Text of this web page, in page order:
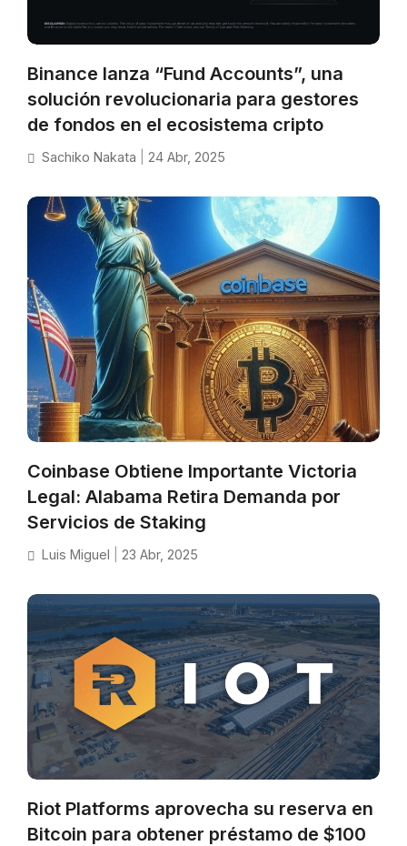
Binance lanza “Fund Accounts”, una
solución revolucionaria para gestores
de fondos en el ecosistema cripto
Sachiko Nakata 24 Abr, 2025
Coinbase Obtiene Importante Victoria
Legal: Alabama Retira Demanda por
Servicios de Staking
Luis Miguel 23 Abr, 2025
Riot Platforms aprovecha su reserva en
Bitcoin para obtener préstamo de $100